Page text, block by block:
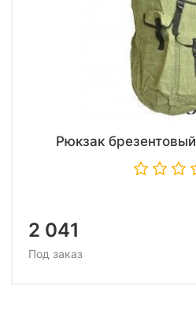
Рюкзак
2 041
Под заказ